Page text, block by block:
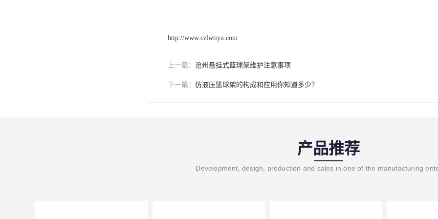
http://www.czlwtiyu.com
上一篇： 沧州悬挂式篮球架维护注意事项
下一篇： 仿液压篮球架的构成和应用你知道多少？
产品推荐
Development, design, production and sales in one of the manufacturing